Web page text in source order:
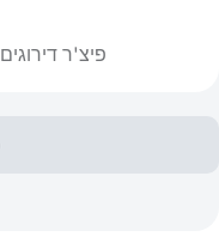
פיצ'ר